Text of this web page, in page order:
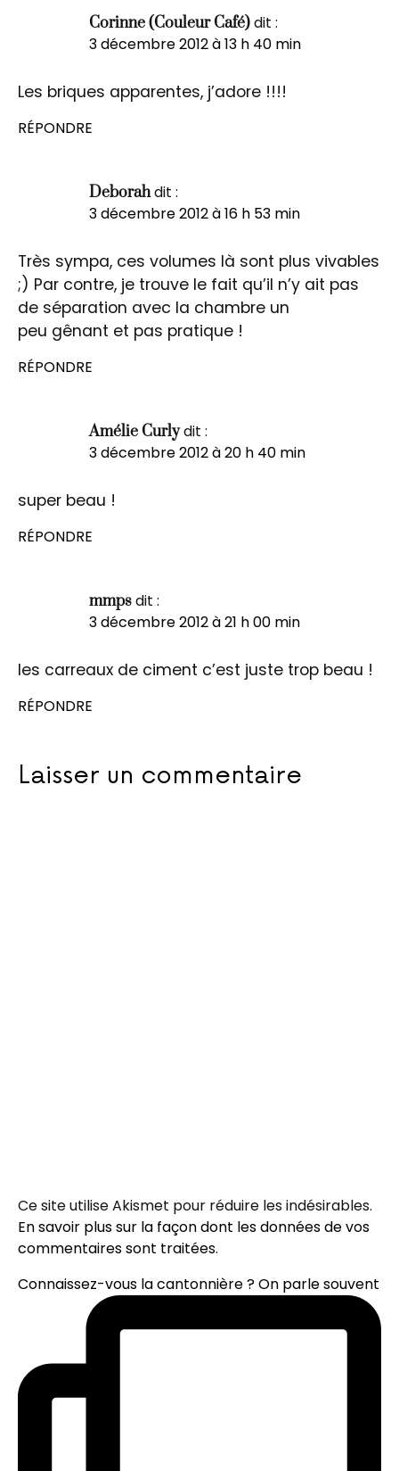
Corinne (Couleur Café)dit :
3 décembre 2012 à 13 h 40 min
Les briques apparentes, j’adore !!!!
RÉPONDRE
Deborahdit :
3 décembre 2012 à 16 h 53 min
Très sympa, ces volumes là sont plus vivables
;) Par contre, je trouve le fait qu’il n’y ait pas
de séparation avec la chambre un
peu gênant et pas pratique !
RÉPONDRE
Amélie Curlydit :
3 décembre 2012 à 20 h 40 min
super beau !
RÉPONDRE
mmpsdit :
3 décembre 2012 à 21 h 00 min
les carreaux de ciment c’est juste trop beau !
RÉPONDRE
Laisser un commentaire
Ce site utilise Akismet pour réduire les indésirables.
En savoir plus sur la façon dont les données de vos
commentaires sont traitées.
Connaissez-vous la cantonnière ? On parle souvent